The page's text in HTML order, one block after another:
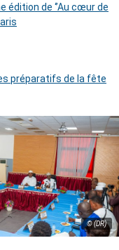
édition de ‘’Au cœur de
préparatifs de la fête
© (DR)